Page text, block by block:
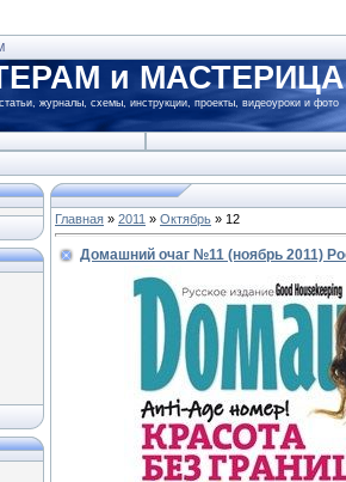
и
журналы, схемы, инструкции, проекты, видеоуроки и фото
Главная » 2011 » Октябрь » 12
Домашний очаг №11 (ноябрь 2011)